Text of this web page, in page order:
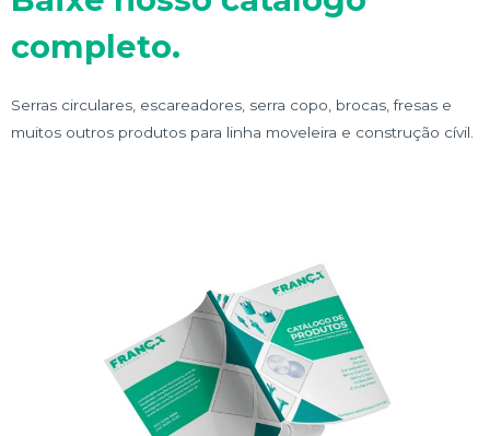
completo.
Serras circulares, escareadores, serra copo, brocas, fresas e
muitos outros produtos para linha moveleira e construção cívil.